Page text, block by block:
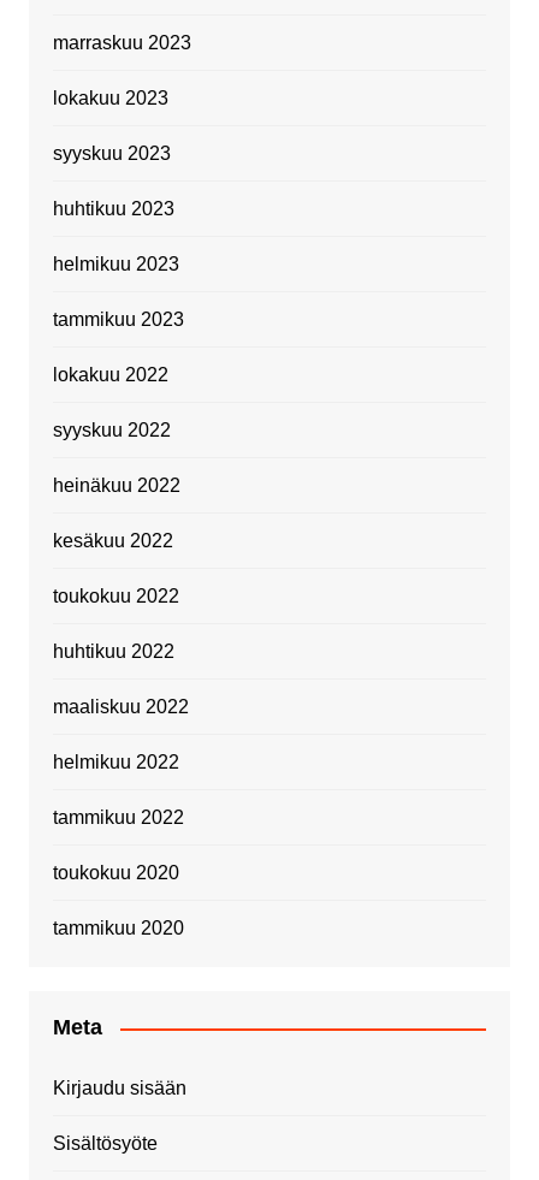
marraskuu 2023
lokakuu 2023
syyskuu 2023
huhtikuu 2023
helmikuu 2023
tammikuu 2023
lokakuu 2022
syyskuu 2022
heinäkuu 2022
kesäkuu 2022
toukokuu 2022
huhtikuu 2022
maaliskuu 2022
helmikuu 2022
tammikuu 2022
toukokuu 2020
tammikuu 2020
Meta
Kirjaudu sisään
Sisältösyöte